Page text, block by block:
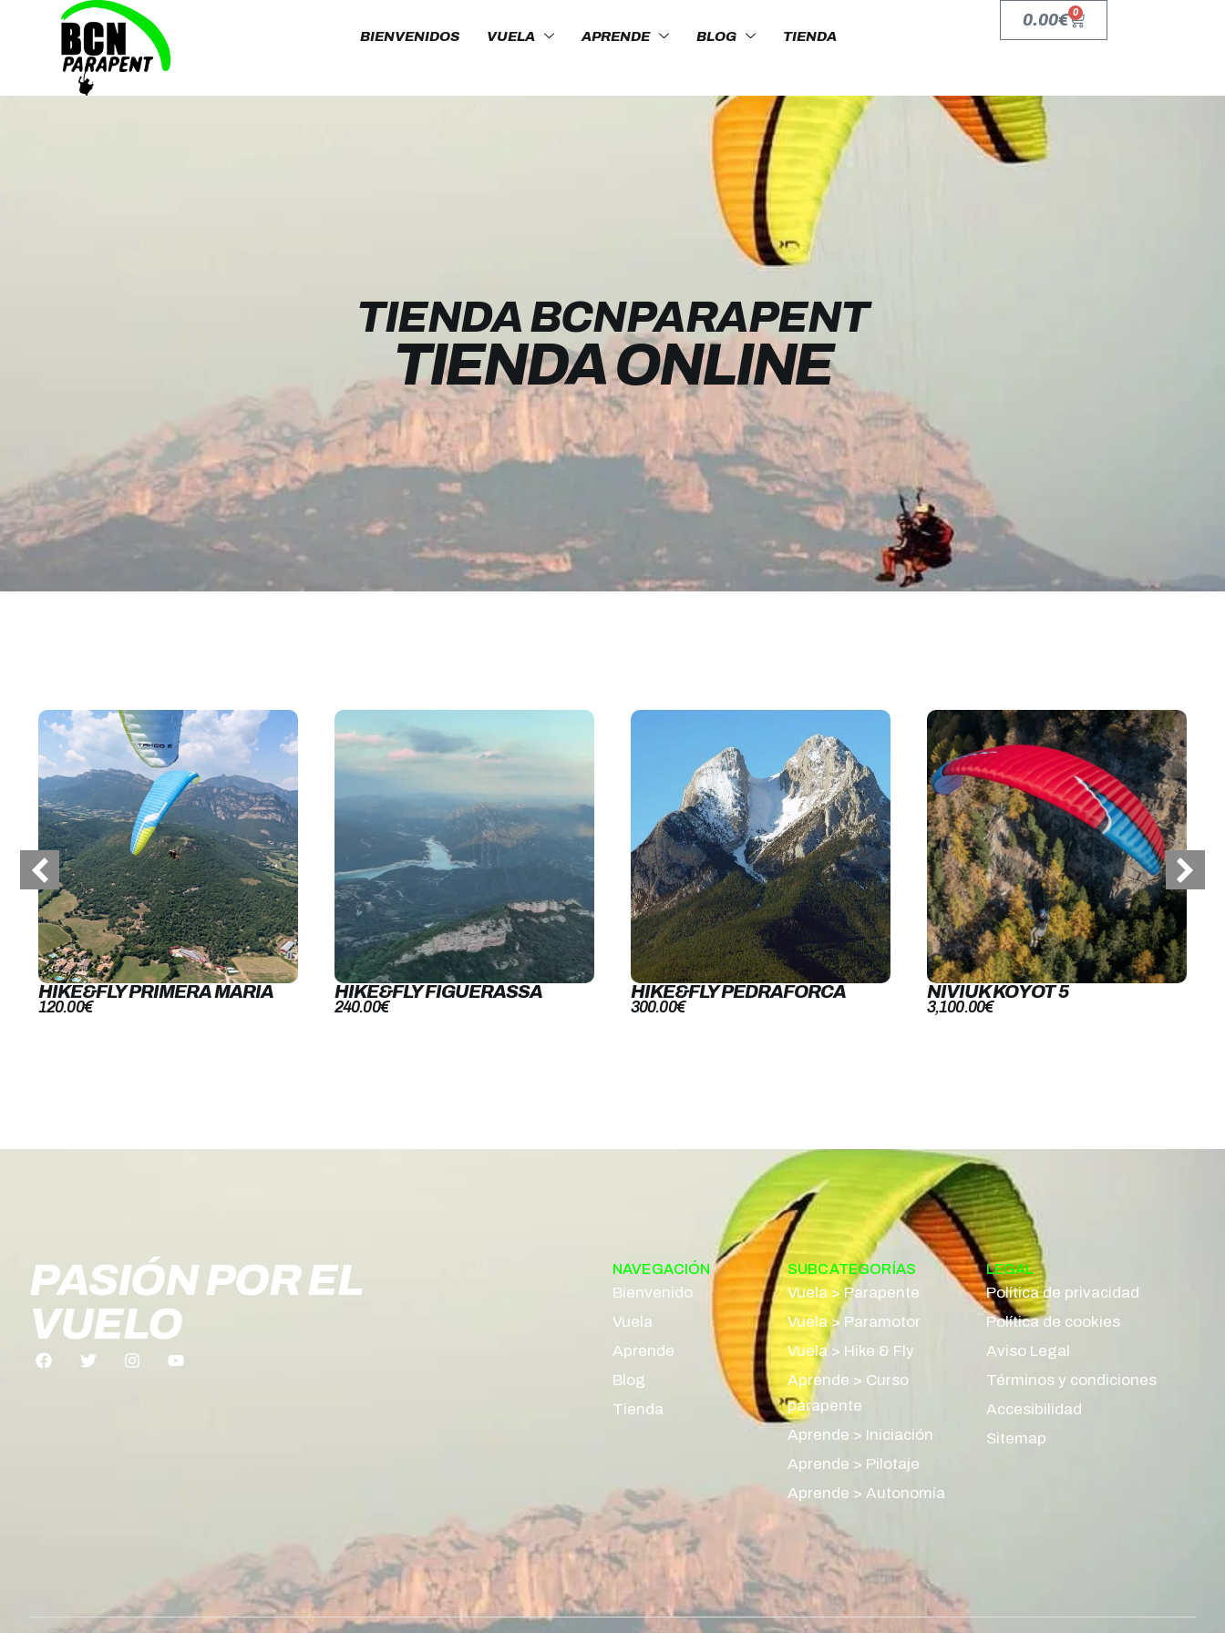
BIENVENIDOS VUELA APRENDE BLOG TIENDA
0.00€ 0
TIENDA BCNPARAPENT
TIENDA ONLINE
HIKE&FLY PRIMERA MARIA
120.00€
HIKE&FLY FIGUERASSA
240.00€
HIKE&FLY PEDRAFORCA
300.00€
NIVIUK KOYOT 5
3,100.00€
PASIÓN POR EL
VUELO
NAVEGACIÓN
Bienvenido
Vuela
Aprende
Blog
Tienda
SUBCATEGORÍAS
Vuela > Parapente
Vuela > Paramotor
Vuela > Hike & Fly
Aprende > Curso
parapente
Aprende > Iniciación
Aprende > Pilotaje
Aprende > Autonomía
LEGAL
Política de privacidad
Política de cookies
Aviso Legal
Términos y condiciones
Accesibilidad
Sitemap